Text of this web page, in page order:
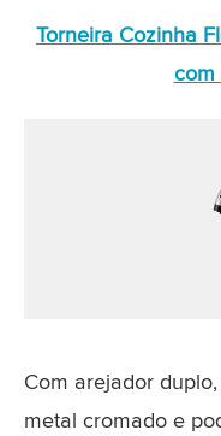
Torneira Cozinha
com
Com arejador
metal cromado e